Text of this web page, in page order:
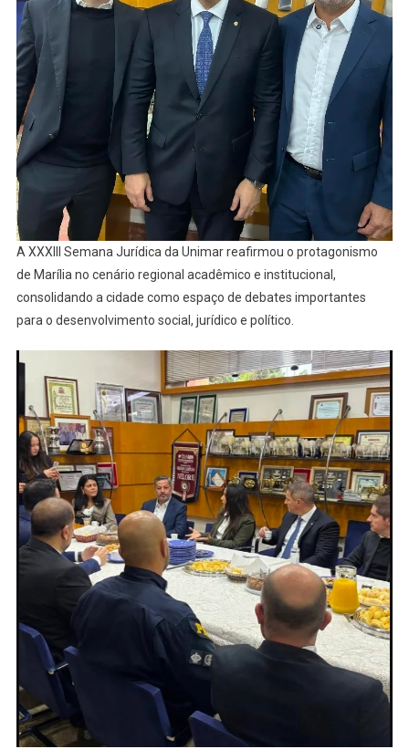
A XXXIII Semana Jurídica da Unimar reafirmou o protagonismo
de Marília no cenário regional acadêmico e institucional,
consolidando a cidade como espaço de debates importantes
para o desenvolvimento social, jurídico e político.